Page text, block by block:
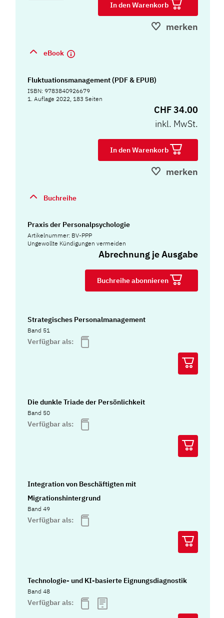
In den Warenkorb
merken
eBook
Fluktuationsmanagement (PDF & EPUB)
ISBN: 9783840926679
1. Auflage 2022, 183 Seiten
CHF 34.00
inkl. MwSt.
In den Warenkorb
merken
Buchreihe
Praxis der Personalpsychologie
Artikelnummer: BV-PPP
Ungewollte Kündigungen vermeiden
Abrechnung je Ausgabe
Buchreihe abonnieren
Strategisches Personalmanagement
Band 51
Verfügbar als:
Die dunkle Triade der Persönlichkeit
Band 50
Verfügbar als:
Integration von Beschäftigten mit
Migrationshintergrund
Band 49
Verfügbar als:
Technologie- und KI-basierte Eignungsdiagnostik
Band 48
Verfügbar als: